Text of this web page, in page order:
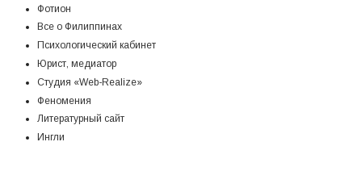
Фотион
Все о Филиппинах
Психологический кабинет
Юрист, медиатор
Студия «Web-Realize»
Феномения
Литературный сайт
Ингли